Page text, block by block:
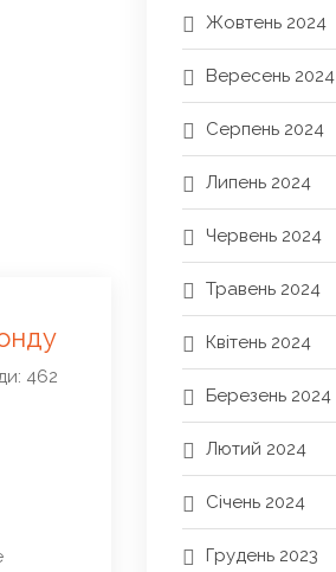
462
Жовтень 2024
Вересень 2024
Серпень 2024
Липень 2024
Червень 2024
Травень 2024
Квітень 2024
Березень 2024
Лютий 2024
Січень 2024
Грудень 2023